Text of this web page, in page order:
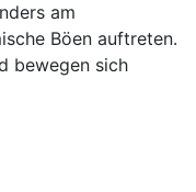
am
Böen auftreten.
bewegen sich